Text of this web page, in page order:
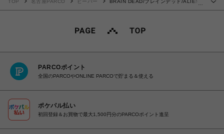
…
TOP 名古屋PARCO ビーバー
BRAIN DEAD/ブレインデッド/ALIEN
PARCOポイント
全国のPARCOやONLINE PARCOで貯まる＆使える
ポケパル払い
初回登録＆お買物で最大1,500円分のPARCOポイント進呈